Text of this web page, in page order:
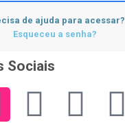
de ajuda para acessar?
Esqueceu a senha?
Sociais